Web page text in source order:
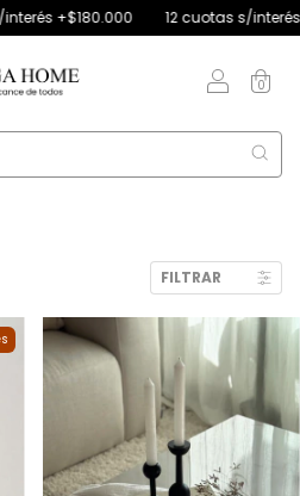
cuotas s/interés +$250.000 | 4 cuotas
0
FILTRAR